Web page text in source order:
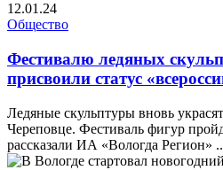
12.01.24
Общество
Фестивалю ледяных
присвоили статус
Ледяные скульптуры вновь
Череповце. Фестиваль фигур
рассказали ИА «Вологда Регион»